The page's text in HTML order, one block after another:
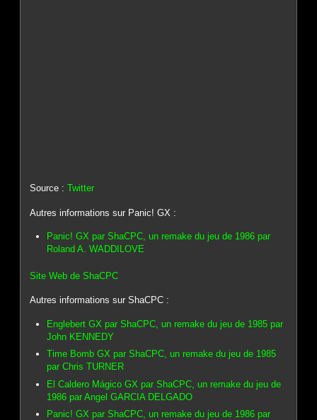
Source :Twitter
Autres informations sur Panic! GX :
Panic! GX par ShaCPC, un remake du jeu de 1986 par
Roland A. WADDILOVE
Site Web de ShaCPC
Autres informations sur ShaCPC :
Englebert GX par ShaCPC, un remake du jeu de 1985 par
John KENNEDY
Time Bomb GX par ShaCPC, un remake du jeu de 1985
par Chris TURNER
El Caldero Mágico GX par ShaCPC, un remake du jeu de
1986 par Angel GARCIA DELGADO
Panic! GX par ShaCPC, un remake du jeu de 1986 par